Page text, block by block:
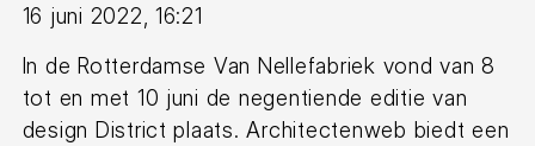
16 juni 2022, 16:21
In de Rotterdamse Van Nellefabriek vond van 8
tot en met 10 juni de negentiende editie van
design District plaats. Architectenweb biedt een